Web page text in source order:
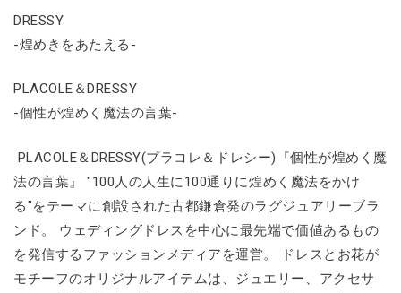
DRESSY
-煌めきをあたえる-
PLACOLE＆DRESSY
-個性が煌めく魔法の言葉-
PLACOLE＆DRESSY(プラコレ＆ドレシー)『個性が煌めく魔
法の言葉』 "100人の人生に100通りに煌めく魔法をかけ
る"をテーマに創設された古都鎌倉発のラグジュアリーブラ
ンド。 ウェディングドレスを中心に最先端で価値あるもの
を発信するファッションメディアを運営。 ドレスとお花が
モチーフのオリジナルアイテムは、ジュエリー、アクセサ